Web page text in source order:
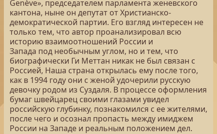
Genève», председателем парламента женевского
кантона, ныне он депутат от Христианско-
демократической партии. Его взгляд интересен не
только тем, что автор проанализировал всю
историю взаимоотношений России и
Запада под необычным углом, но и тем, что
биографически Ги Меттан никак не был связан с
Россией, Наша страна открылась ему после того,
как в 1994 году они с женой удочерили русскую
девочку родом из Суздаля. В процессе оформления
бумаг швейцарец своими глазами увидел
российскую глубинку, познакомился с ее жителями,
после чего и осознал пропасть между имиджем
России на Западе и реальным положением дел.